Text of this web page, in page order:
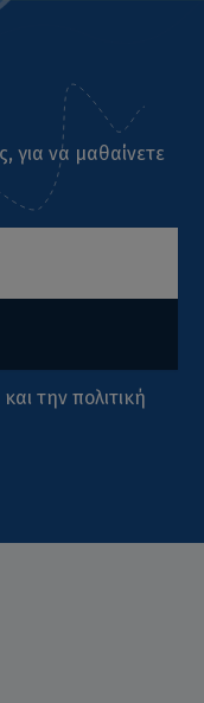
για να μαθαίνετε
και τηνπολιτική